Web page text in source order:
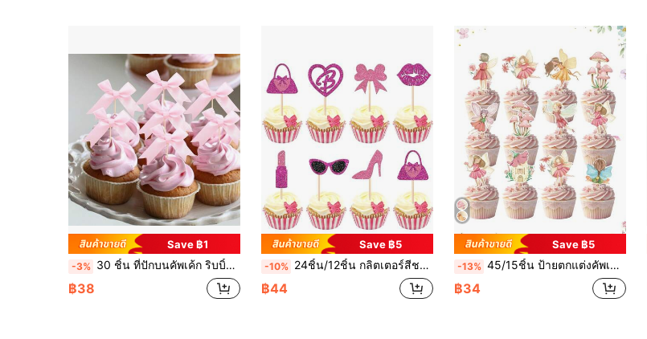
Save ฿1
-3% 30 ชิ้น ที่ปักบนคัพเค้ก ริบบิ้นสีชมพู ตกแต่งวันเกิด สำหรับผู้หญิง Baby Shower งานแต่งงาน ตกแต่งปาร์ตีธีม
฿38
Save ฿5
-10% 24ชิ้น/12ชิ้น กลิตเตอร์สีชมพู ส้นสูง กระเป๋าถือ ลิปสติก แว่นตา โบว์ คัพเค้กท็อปเปอร์, ของตกแต่งคัพเค้กเจ้าหญิง, ป้ายปักเค้กสำหรับงานเลี้ยงวันเกิดผู้หญิง
฿44
Save ฿5
-13% 45/15ชิ้น ป้ายตกแต่งคัพเค้กผีเสื้อนางฟ้า, ตกแต่งคัพเค้กดอกไม้เห็ด, ป้ายตกแต่งคัพเค้กกระดาษนางฟ้า, เหมาะสำหรับงานปาร์ตี้วันเกิด ตกแต่งเค้ก DIY, อุปกรณ์ปาร์ตี้ธีมนางฟ้า
฿34